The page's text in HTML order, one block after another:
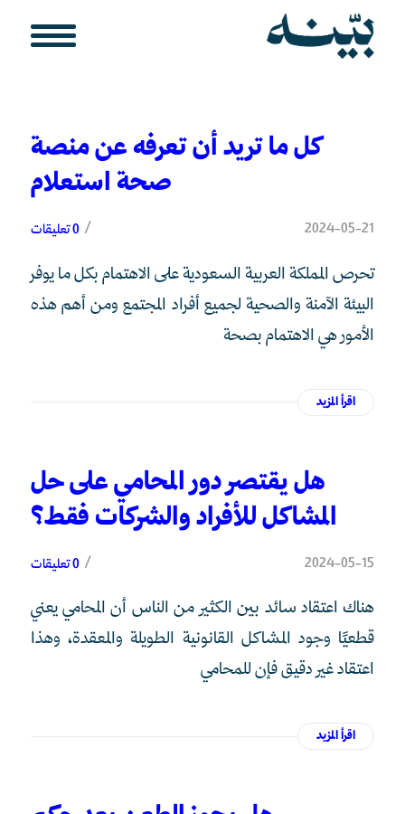
كل ما تريد أن تعرفه عن منصة
صحة استعلام
2024-05-21
/ 0 تعليقات
تحرص المملكة العربية السعودية على الاهتمام بكل ما يوفر
البيئة الآمنة والصحية لجميع أفراد المجتمع ومن أهم هذه
الأمور هي الاهتمام بصحة
اقرأ المزيد
هل يقتصر دور المحامي على حل
المشاكل للأفراد والشركات فقط؟
2024-05-15
/ 0 تعليقات
هناك اعتقاد سائد بين الكثير من الناس أن المحامي يعني
قطعيًا وجود المشاكل القانونية الطويلة والمعقدة، وهذا
اعتقاد غير دقيق فإن للمحامي
اقرأ المزيد